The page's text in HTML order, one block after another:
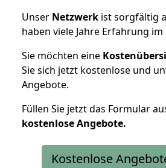
Unser Netzwerk ist sorgfältig
haben viele Jahre Erfahrung
Sie möchten eine
Sie sich jetzt kostenlose und
Angebote.
Füllen Sie jetzt das Formular
kostenloseAngebote.
Kostenlose